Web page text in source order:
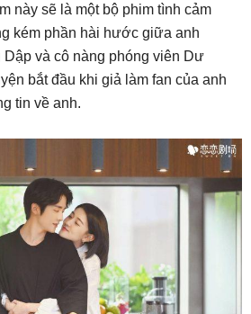
này sẽ là một bộ phim tình cảm
kém phần hài hước giữa anh
và cô nàng phóng viên Dư
bắt đầu khi giả làm fan của anh
tin về anh.